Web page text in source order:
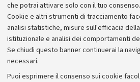
che potrai attivare solo con il tuo consenso.
Cookie e altri strumenti di tracciamento
analisi statistiche, misure sull'efficacia
istituzionale e analisi dei comportamenti
Se chiudi questo banner continuerai la
necessari.
Puoi esprimere il consenso sui cookie
Piano strategico
Bilanci
Donazioni e
Bandi, gare e